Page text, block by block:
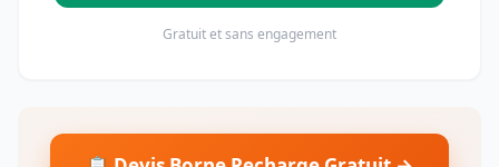
Gratuit et sans engagement